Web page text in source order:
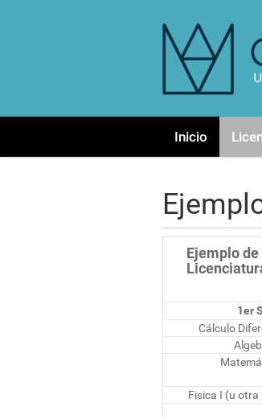
v
Inicio
Ejemplo
1er
Cálculo
Fisica I (u otra